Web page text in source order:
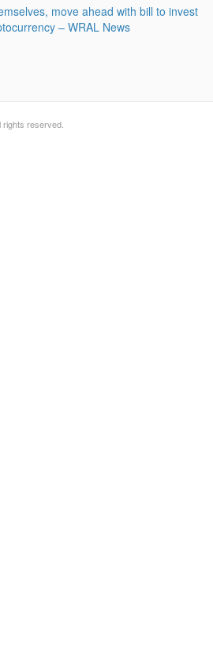
move ahead with bill to invest
– WRAL News
reserved.